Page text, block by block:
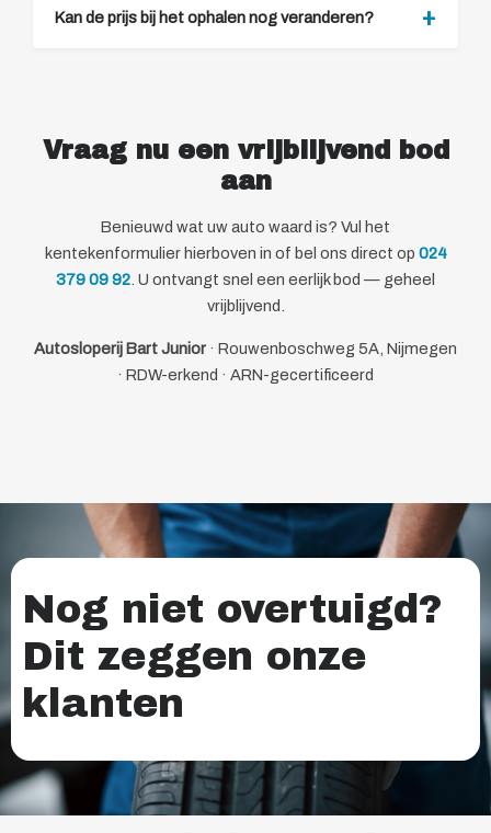
Kan de prijs bij het ophalen nog veranderen?
Vraag nu een vrijblijvend bod
aan
Benieuwd wat uw auto waard is? Vul het
kentekenformulier hierboven in of bel ons direct op 024
379 09 92 . U ontvangt snel een eerlijk bod — geheel
vrijblijvend.
Autosloperij Bart Junior · Rouwenboschweg 5A, Nijmegen
· RDW-erkend · ARN-gecertificeerd
Nog niet overtuigd?
Dit zeggen onze
klanten